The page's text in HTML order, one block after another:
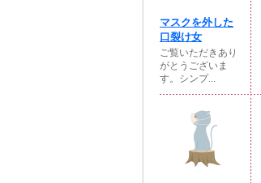
マスクを外した
口裂け女
ご覧いただきあり
がとうございま
す。シンプ...